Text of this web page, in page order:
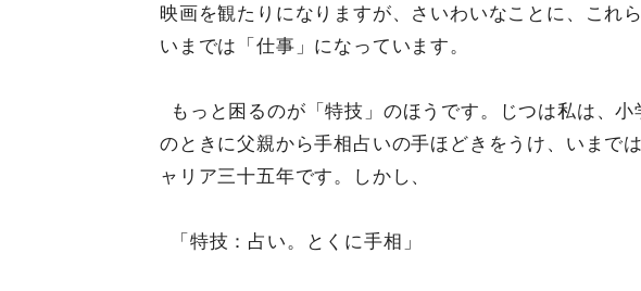
映画を観たりになりますが、さいわいなことに、これ
いまでは「仕事」になっています。
もっと困るのが「特技」のほうです。じつは私は、小
のときに父親から手相占いの手ほどきをうけ、いまで
ャリア三十五年です。しかし、
「特技：占い。とくに手相」